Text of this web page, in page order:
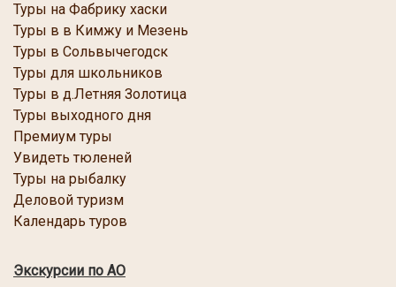
Туры на Фабрику хаски
Туры в в Кимжу и Мезень
Туры в Сольвычегодск
Туры для школьников
Туры в д.Летняя Золотица
Туры выходного дня
Премиум туры
Увидеть тюленей
Туры на рыбалку
Деловой туризм
Календарь туров
Экскурсии по АО